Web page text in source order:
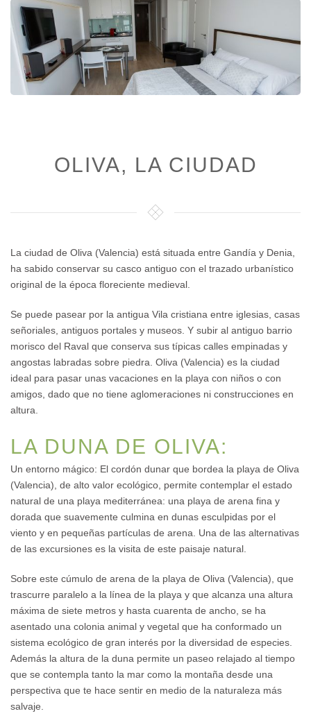
OLIVA, LA CIUDAD
La ciudad de Oliva (Valencia) está situada entre Gandía y Denia,
ha sabido conservar su casco antiguo con el trazado urbanístico
original de la época floreciente medieval.
Se puede pasear por la antigua Vila cristiana entre iglesias, casas
señoriales, antiguos portales y museos. Y subir al antiguo barrio
morisco del Raval que conserva sus típicas calles empinadas y
angostas labradas sobre piedra. Oliva (Valencia) es la ciudad
ideal para pasar unas vacaciones en la playa con niños o con
amigos, dado que no tiene aglomeraciones ni construcciones en
altura.
LA DUNA DE OLIVA:
Un entorno mágico: El cordón dunar que bordea la playa de Oliva
(Valencia), de alto valor ecológico, permite contemplar el estado
natural de una playa mediterránea: una playa de arena fina y
dorada que suavemente culmina en dunas esculpidas por el
viento y en pequeñas partículas de arena. Una de las alternativas
de las excursiones es la visita de este paisaje natural.
Sobre este cúmulo de arena de la playa de Oliva (Valencia), que
trascurre paralelo a la línea de la playa y que alcanza una altura
máxima de siete metros y hasta cuarenta de ancho, se ha
asentado una colonia animal y vegetal que ha conformado un
sistema ecológico de gran interés por la diversidad de especies.
Además la altura de la duna permite un paseo relajado al tiempo
que se contempla tanto la mar como la montaña desde una
perspectiva que te hace sentir en medio de la naturaleza más
salvaje.